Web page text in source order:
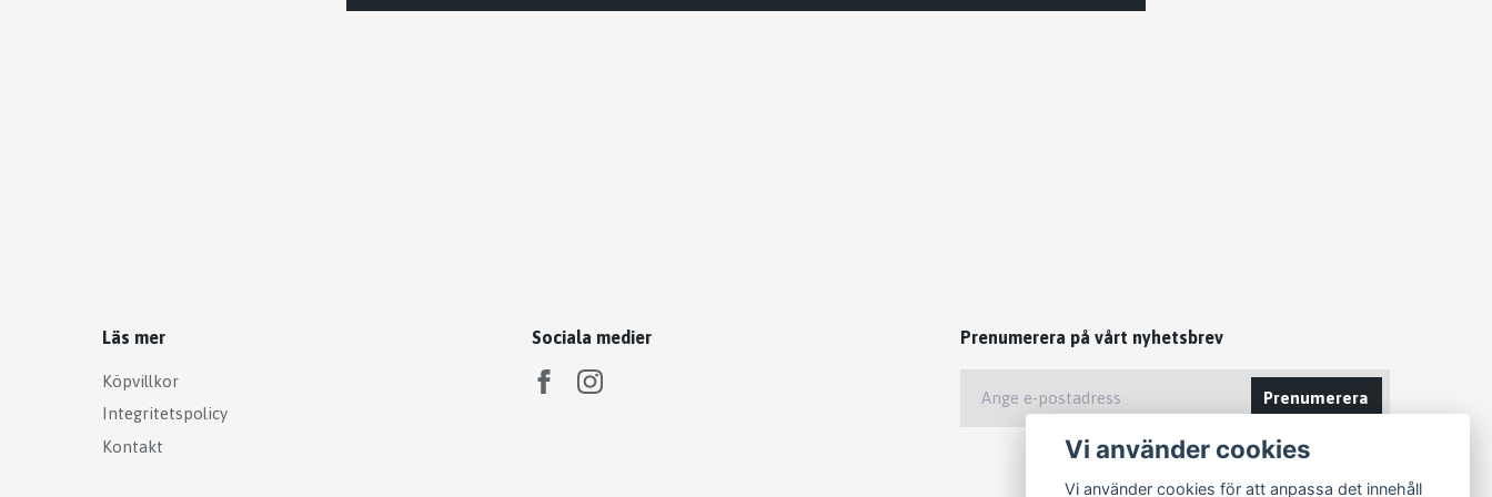
Läs mer
Köpvillkor
Integritetspolicy
Kontakt
Sociala medier Prenumerera på vårt nyhetsbrev
Prenumerera
Vi använder cookies
Vi använder cookies för att anpassa det innehåll